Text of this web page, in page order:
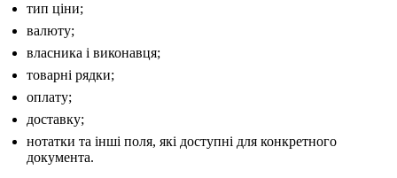
тип ціни;
валюту;
власника і виконавця;
товарні рядки;
оплату;
доставку;
нотатки та інші поля, які доступні для конкретного
документа.